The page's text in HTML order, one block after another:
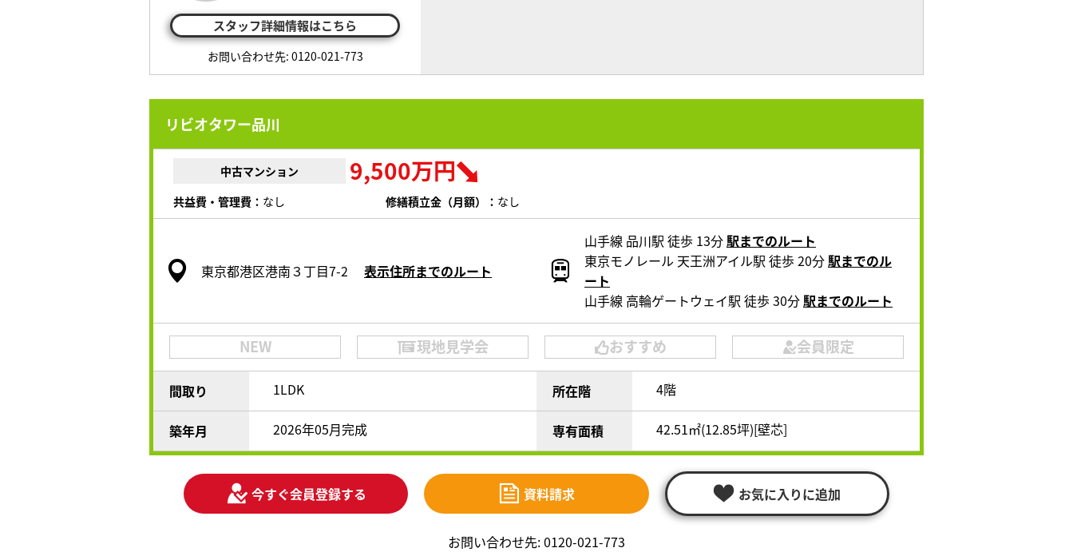
スタッフ詳細情報はこちら
お問い合わせ先: 0120-021-773
リビオタワー品川
中古マンション 9,500万円
共益費・管理費： なし 修繕積立金（月額）： なし
東京都港区港南３丁目7-2 表示住所までのルート
山手線 品川駅 徒歩 13分駅までのルート
東京モノレール 天王洲アイル駅 徒歩 20分駅までのル
ート
山手線 高輪ゲートウェイ駅 徒歩 30分駅までのルート
NEW 現地見学会 おすすめ 会員限定
間取り 1LDK 所在階 4階
築年月 2026年05月完成 専有面積 42.51㎡(12.85坪)[壁芯]
今すぐ会員登録する 資料請求 お気に入りに追加
お問い合わせ先: 0120-021-773